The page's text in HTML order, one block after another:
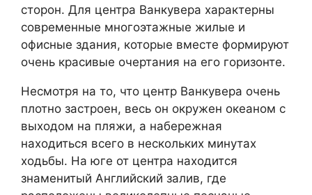
сторон. Для центра Ванкувера характерны
современные многоэтажные жилые и
офисные здания, которые вместе формируют
очень красивые очертания на его горизонте.
Несмотря на то, что центр Ванкувера очень
плотно застроен, весь он окружен океаном с
выходом на пляжи, а набережная
находиться всего в нескольких минутах
ходьбы. На юге от центра находится
знаменитый Английский залив, где